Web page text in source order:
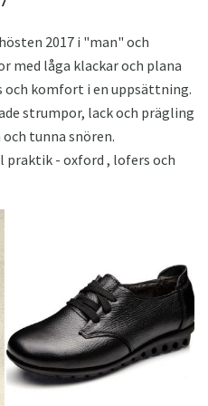
2017 i "man" och
med låga klackar och plana
och komfort i en uppsättning.
strumpor, lack och prägling
tunna snören.
- oxford , lofers och